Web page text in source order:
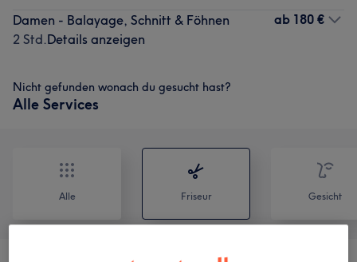
Damen - Balayage, Schnitt & Föhnen
2 Std.Details anzeigen
ab 180 €
Nicht gefunden wonach du gesucht hast?
Alle Services
Alle Friseur Gesicht